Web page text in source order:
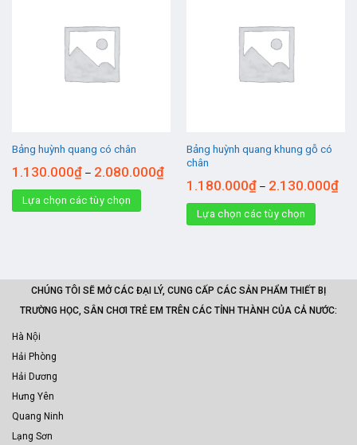
Bảng huỳnh quang có chân
1.130.000₫– 2.080.000₫
Lựa chọn các tùy chọn
Bảng huỳnh quang khung gỗ có
chân
1.180.000₫– 2.130.000₫
Lựa chọn các tùy chọn
CHÚNG TÔI SẼ MỞ CÁC ĐẠI LÝ, CUNG CẤP CÁC SẢN PHẨM THIẾT BỊ
TRƯỜNG HỌC, SÂN CHƠI TRẺ EM TRÊN CÁC TỈNH THÀNH CỦA CẢ NƯỚC:
Hà Nội
Hải Phòng
Hải Dương
Hưng Yên
Quang Ninh
Lạng Sơn